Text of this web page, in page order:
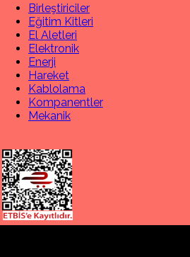
Birleştiriciler
Eğitim Kitleri
El Aletleri
Elektronik
Enerji
Hareket
Kablolama
Kompanentler
Mekanik